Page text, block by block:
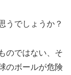
うでしょうか？
のではない、そ
のボールが危険